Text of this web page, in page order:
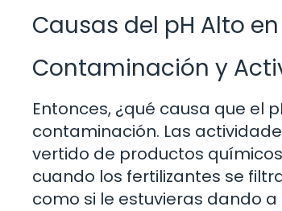
Causas del pH Alto
Contaminación y
Entonces, ¿qué causa que el
contaminación. Las
vertido de productos
cuando los fertilizantes se
como si le estuvieras dando